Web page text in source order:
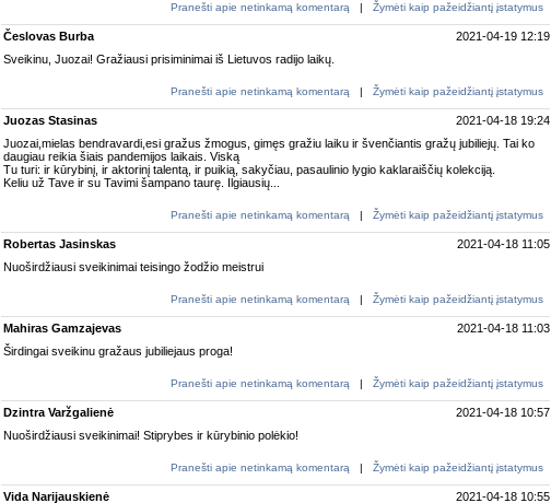
Pranešti apie netinkamą komentarą | Žymėti kaip pažeidžiantį įstatymus
Česlovas Burba
2021-04-19 12:19
Sveikinu, Juozai! Gražiausi prisiminimai iš Lietuvos radijo laikų.
Pranešti apie netinkamą komentarą | Žymėti kaip pažeidžiantį įstatymus
Juozas Stasinas
2021-04-18 19:24
Juozai,mielas bendravardi,esi gražus žmogus, gimęs gražiu laiku ir švenčiantis gražų jubiliejų. Tai ko
daugiau reikia šiais pandemijos laikais. Viską
Tu turi: ir kūrybinį, ir aktorinį talentą, ir puikią, sakyčiau, pasaulinio lygio kaklaraiščių kolekciją.
Keliu už Tave ir su Tavimi šampano taurę. Ilgiausių...
Pranešti apie netinkamą komentarą | Žymėti kaip pažeidžiantį įstatymus
Robertas Jasinskas
2021-04-18 11:05
Nuoširdžiausi sveikinimai teisingo žodžio meistrui
Pranešti apie netinkamą komentarą | Žymėti kaip pažeidžiantį įstatymus
Mahiras Gamzajevas
2021-04-18 11:03
Širdingai sveikinu gražaus jubiliejaus proga!
Pranešti apie netinkamą komentarą | Žymėti kaip pažeidžiantį įstatymus
Dzintra Varžgalienė
2021-04-18 10:57
Nuoširdžiausi sveikinimai! Stiprybes ir kūrybinio polėkio!
Pranešti apie netinkamą komentarą | Žymėti kaip pažeidžiantį įstatymus
Vida Narijauskienė
2021-04-18 10:55